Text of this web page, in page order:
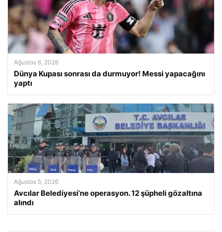
Ağustos 6, 2026
Dünya Kupası sonrası da durmuyor! Messi yapacağını
yaptı
Ağustos 5, 2026
Avcılar Belediyesi’ne operasyon. 12 şüpheli gözaltına
alındı